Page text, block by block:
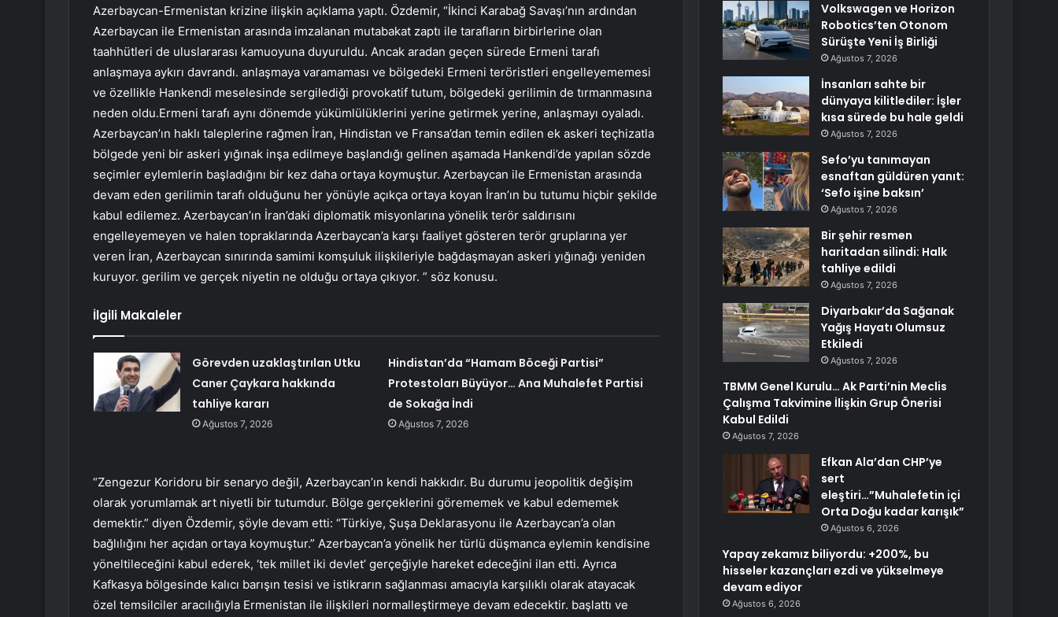
Azerbaycan-Ermenistan krizine ilişkin açıklama yaptı. Özdemir, “İkinci Karabağ Savaşı’nın ardından
Azerbaycan ile Ermenistan arasında imzalanan mutabakat zaptı ile tarafların birbirlerine olan
taahhütleri de uluslararası kamuoyuna duyuruldu. Ancak aradan geçen sürede Ermeni tarafı
anlaşmaya aykırı davrandı. anlaşmaya varamaması ve bölgedeki Ermeni teröristleri engelleyememesi
ve özellikle Hankendi meselesinde sergilediği provokatif tutum, bölgedeki gerilimin de tırmanmasına
neden oldu.Ermeni tarafı aynı dönemde yükümlülüklerini yerine getirmek yerine, anlaşmayı oyaladı.
Azerbaycan’ın haklı taleplerine rağmen İran, Hindistan ve Fransa’dan temin edilen ek askeri teçhizatla
bölgede yeni bir askeri yığınak inşa edilmeye başlandığı gelinen aşamada Hankendi’de yapılan sözde
seçimler eylemlerin başladığını bir kez daha ortaya koymuştur. Azerbaycan ile Ermenistan arasında
devam eden gerilimin tarafı olduğunu her yönüyle açıkça ortaya koyan İran’ın bu tutumu hiçbir şekilde
kabul edilemez. Azerbaycan’ın İran’daki diplomatik misyonlarına yönelik terör saldırısını
engelleyemeyen ve halen topraklarında Azerbaycan’a karşı faaliyet gösteren terör gruplarına yer
veren İran, Azerbaycan sınırında samimi komşuluk ilişkileriyle bağdaşmayan askeri yığınağı yeniden
kuruyor. gerilim ve gerçek niyetin ne olduğu ortaya çıkıyor. ” söz konusu.
İlgili Makaleler
Görevden uzaklaştırılan Utku
Caner Çaykara hakkında
tahliye kararı
Ağustos 7, 2026
Hindistan’da “Hamam Böceği Partisi”
Protestoları Büyüyor… Ana Muhalefet Partisi
de Sokağa İndi
Ağustos 7, 2026
“Zengezur Koridoru bir senaryo değil, Azerbaycan’ın kendi hakkıdır. Bu durumu jeopolitik değişim
olarak yorumlamak art niyetli bir tutumdur. Bölge gerçeklerini görememek ve kabul edememek
demektir.” diyen Özdemir, şöyle devam etti: “Türkiye, Şuşa Deklarasyonu ile Azerbaycan’a olan
bağlılığını her açıdan ortaya koymuştur.” Azerbaycan’a yönelik her türlü düşmanca eylemin kendisine
yöneltileceğini kabul ederek, ‘tek millet iki devlet’ gerçeğiyle hareket edeceğini ilan etti. Ayrıca
Kafkasya bölgesinde kalıcı barışın tesisi ve istikrarın sağlanması amacıyla karşılıklı olarak atayacak
özel temsilciler aracılığıyla Ermenistan ile ilişkileri normalleştirmeye devam edecektir. başlattı ve
Volkswagen ve Horizon
Robotics’ten Otonom
Sürüşte Yeni İş Birliği
Ağustos 7, 2026
İnsanları sahte bir
dünyaya kilitlediler: İşler
kısa sürede bu hale geldi
Ağustos 7, 2026
Sefo’yu tanımayan
esnaftan güldüren yanıt:
‘Sefo işine baksın’
Ağustos 7, 2026
Bir şehir resmen
haritadan silindi: Halk
tahliye edildi
Ağustos 7, 2026
Diyarbakır’da Sağanak
Yağış Hayatı Olumsuz
Etkiledi
Ağustos 7, 2026
TBMM Genel Kurulu… Ak Parti’nin Meclis
Çalışma Takvimine İlişkin Grup Önerisi
Kabul Edildi
Ağustos 7, 2026
Efkan Ala’dan CHP’ye
sert
eleştiri…”Muhalefetin içi
Orta Doğu kadar karışık”
Ağustos 6, 2026
Yapay zekamız biliyordu: +200%, bu
hisseler kazançları ezdi ve yükselmeye
devam ediyor
Ağustos 6, 2026